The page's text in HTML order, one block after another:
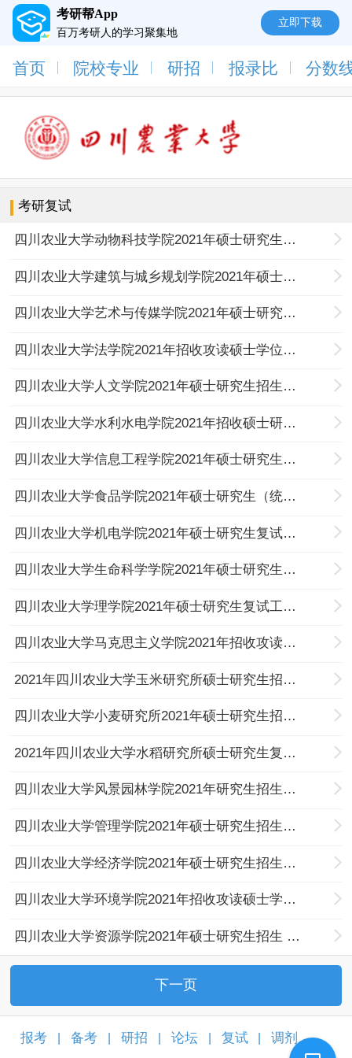
考研帮App
百万考研人的学习聚集地
立即下载
首页 院校专业 研招 报录比 分数
考研复试
四川农业大学动物科技学院2021年硕士研究生招生复试工作方案
四川农业大学建筑与城乡规划学院2021年硕士研究生招生复试录取工作办法
四川农业大学艺术与传媒学院2021年硕士研究生招生复试录取工作安排
四川农业大学法学院2021年招收攻读硕士学位研究生复试录取工作方案
四川农业大学人文学院2021年硕士研究生招生复试调剂工作方案
四川农业大学水利水电学院2021年招收硕士研究生复试方案
四川农业大学信息工程学院2021年硕士研究生复试工作办法
四川农业大学食品学院2021年硕士研究生（统考）复试工作通知
四川农业大学机电学院2021年硕士研究生复试工作办法
四川农业大学生命科学学院2021年硕士研究生复试工作实施方案
四川农业大学理学院2021年硕士研究生复试工作安排
四川农业大学马克思主义学院2021年招收攻读硕士学位研究生复试工作方案
2021年四川农业大学玉米研究所硕士研究生招生复试方案
四川农业大学小麦研究所2021年硕士研究生招生复试工作办法
2021年四川农业大学水稻研究所硕士研究生复试工作方案
四川农业大学风景园林学院2021年研究生招生复试方案
四川农业大学管理学院2021年硕士研究生招生复试、录取工作通知
四川农业大学经济学院2021年硕士研究生招生复试方案
四川农业大学环境学院2021年招收攻读硕士学位研究生复试工作方案
四川农业大学资源学院2021年硕士研究生招生 复试工作方案
下一页
报考 备考 研招 论坛 复试 调剂